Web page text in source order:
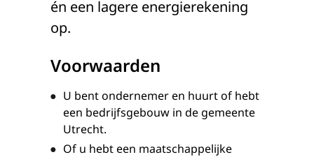
én een lagere energierekening
op.
Voorwaarden
U bent ondernemer en huurt of hebt
een bedrijfsgebouw in de gemeente
Utrecht.
Of u hebt een maatschappelijke